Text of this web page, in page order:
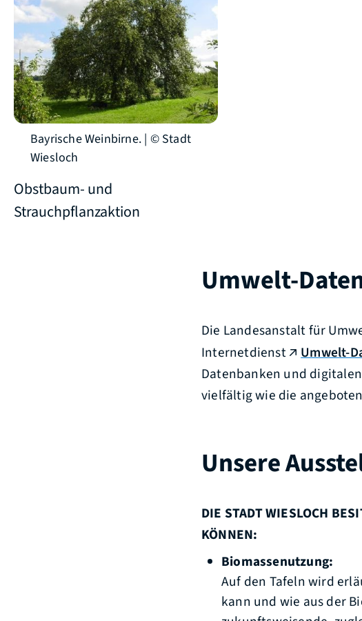
Bayrische Weinbirne. | © Stadt
Wiesloch
Obstbaum- und
Strauchpflanzaktion
Umwelt-
Die Landesanstalt für
Internetdienst
Umwelt-
Datenbanken und
vielfältig wie die
Unsere
DIE STADT WIESLOCH
KÖNNEN:
Biomassenutzung:
Auf den Tafeln wird
kann und wie aus der